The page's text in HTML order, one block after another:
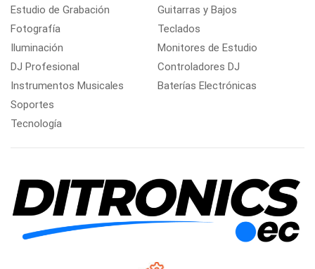
Estudio de Grabación
Fotografía
Iluminación
DJ Profesional
Instrumentos Musicales
Soportes
Tecnología
Guitarras y Bajos
Teclados
Monitores de Estudio
Controladores DJ
Baterías Electrónicas